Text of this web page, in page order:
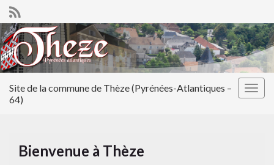
Site de la commune de Thèze (Pyrénées-Atlantiques –
64)
Bienvenue à Thèze